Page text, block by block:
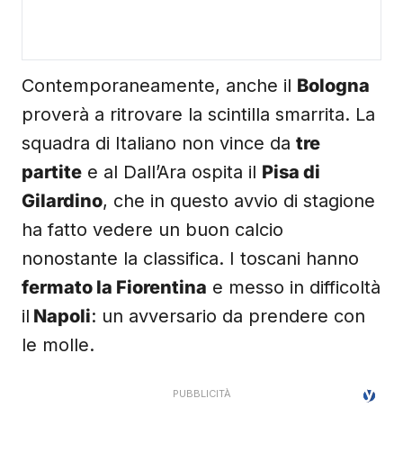
Contemporaneamente, anche il Bologna
proverà a ritrovare la scintilla smarrita. La
squadra di Italiano non vince da tre
partite e al Dall’Ara ospita il Pisa di
Gilardino, che in questo avvio di stagione
ha fatto vedere un buon calcio
nonostante la classifica. I toscani hanno
fermato la Fiorentina e messo in difficoltà
il Napoli: un avversario da prendere con
le molle.